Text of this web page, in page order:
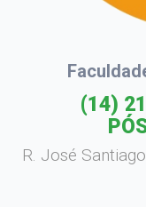
(14)
R. José